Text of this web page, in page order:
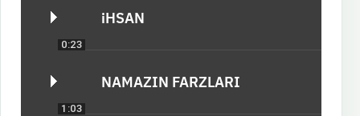
0:23
iHSAN
1:03
NAMAZIN FARZLARI